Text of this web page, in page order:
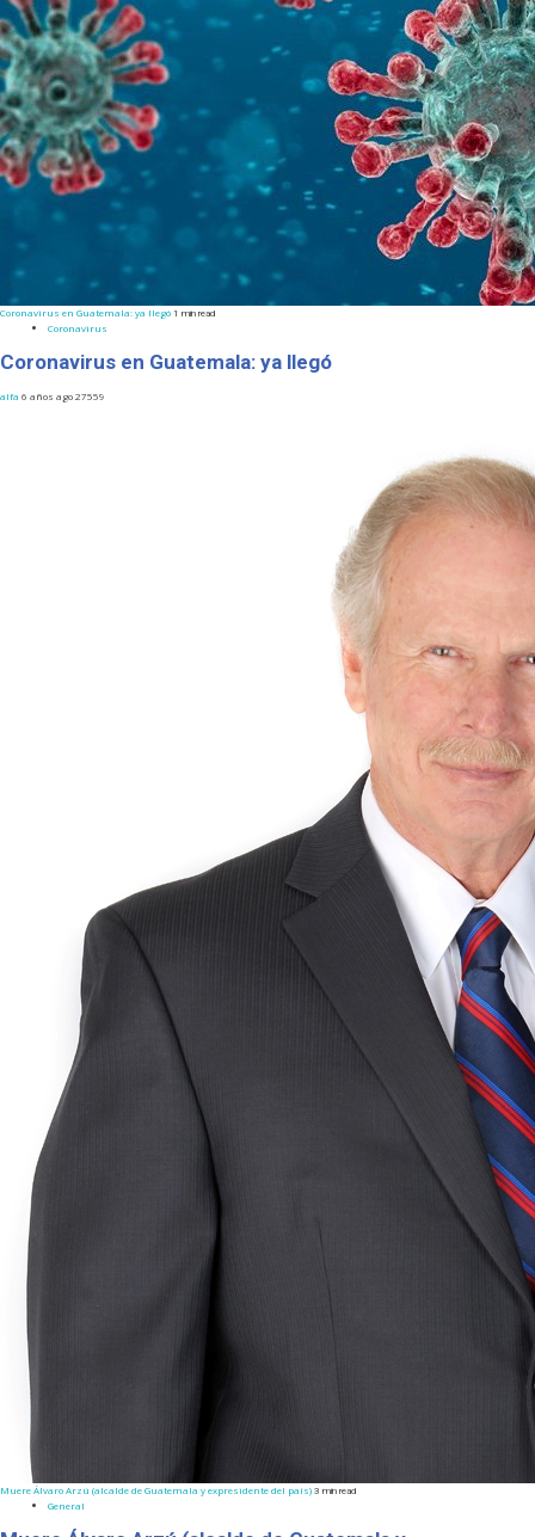
Coronavirus en Guatemala: ya llegó 1 min read
Coronavirus
Coronavirus en Guatemala: ya llegó
alfa 6 años ago27559
Muere Álvaro Arzú (alcalde de Guatemala y expresidente del país) 3 min read
General